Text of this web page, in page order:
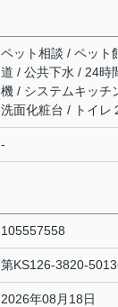
ペット相談 / ペット
道 / 公共下水 / 24時
機 / システムキッチ
洗面化粧台 / トイレ
-
105557558
第KS126-3820-
2026年08月18日